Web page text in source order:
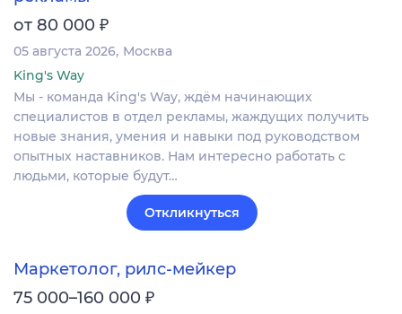
от 80 000 ₽
05 августа 2026 Москва
King's Way
Мы - команда King's Way, ждём начинающих
специалистов в отдел рекламы, жаждущих получить
новые знания, умения и навыки под руководством
опытных наставников. Нам интересно работать с
людьми, которые будут…
Откликнуться
Маркетолог, рилс-мейкер
75 000–160 000 ₽